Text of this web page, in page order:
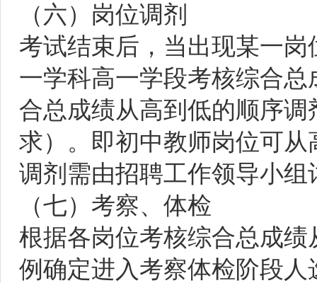
（六）岗位调剂
考试结束后，当出现某一
一学科高一学段考核综合
合总成绩从高到低的顺序
求）。即初中教师岗位可
调剂需由招聘工作领导小
（七）考察、体检
根据各岗位考核综合总成
例确定进入考察体检阶段